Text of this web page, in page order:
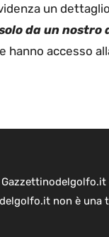
un
da un nostro
hanno accesso
Gazzettinodelgolfo.it
non è una